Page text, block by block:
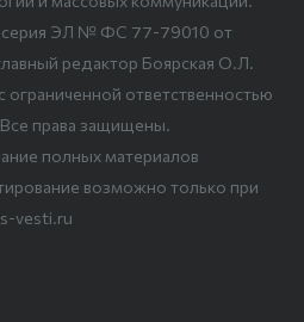
серия ЭЛ № ФС 77-79010 от
редактор Боярская О.Л.
ответственностью
права защищены.
полных материалов
возможно только при
vesti.ru